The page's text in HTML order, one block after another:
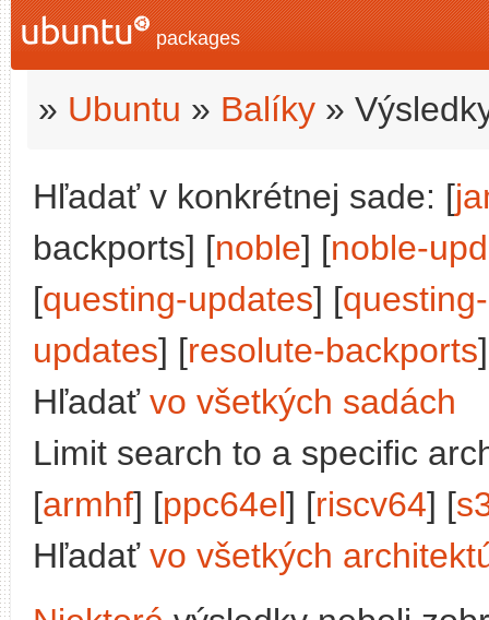
packages
» Ubuntu » Balíky »
Hľadať v konkrétnej sade: [
backports] [noble] [noble-
[questing-updates] [
updates] [resolute-backports
Hľadať vo všetkých sadách
Limit search to a specific
[armhf] [ppc64el] [riscv64] [
Hľadať vo všetkých